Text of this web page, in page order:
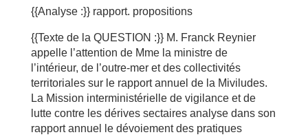
{{Analyse :}} rapport. propositions
{{Texte de la QUESTION :}} M. Franck Reynier
appelle l’attention de Mme la ministre de
l’intérieur, de l’outre-mer et des collectivités
territoriales sur le rapport annuel de la Miviludes.
La Mission interministérielle de vigilance et de
lutte contre les dérives sectaires analyse dans son
rapport annuel le dévoiement des pratiques